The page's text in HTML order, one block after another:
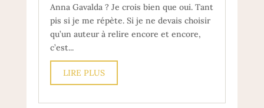
Anna Gavalda ? Je crois bien que oui. Tant
pis si je me répète. Si je ne devais choisir
qu’un auteur à relire encore et encore,
c’est...
LIRE PLUS